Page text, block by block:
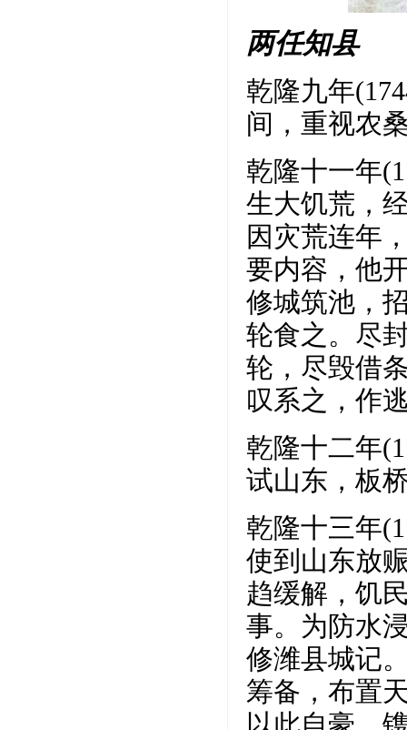
两任知县
乾隆九年
间，重视农
乾隆十一年
生大饥荒，
因灾荒连年
要内容，他
修城筑池，
轮食之。尽
轮，尽毁借
叹系之，作
乾隆十二年
试山东，板
乾隆十三年
使到山东放
趋缓解，饥
事。为防水
修潍县城记
筹备，布置